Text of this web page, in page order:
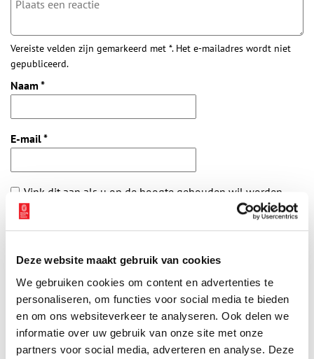
Deze website maakt gebruik van cookies
We gebruiken cookies om content en advertenties te
personaliseren, om functies voor social media te bieden
en om ons websiteverkeer te analyseren. Ook delen we
informatie over uw gebruik van onze site met onze
partners voor social media, adverteren en analyse. Deze
Vereiste velden zijn gemarkeerd met *. Het e-mailadres wordt niet
gepubliceerd.
Naam *
E-mail*
Vink dit aan als u op de hoogte gehouden wil worden.
Bekijk meer video's